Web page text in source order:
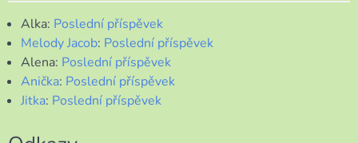
Alka: Poslední příspěvek
Melody Jacob: Poslední příspěvek
Alena: Poslední příspěvek
Anička: Poslední příspěvek
Jitka: Poslední příspěvek